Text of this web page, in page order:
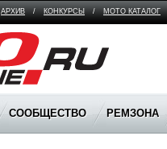
АРХИВ / КОНКУРСЫ / МОТО КАТАЛОГ
СООБЩЕСТВО РЕМЗОНА